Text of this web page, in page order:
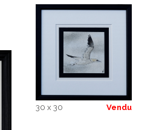
30 x 30 Vendu